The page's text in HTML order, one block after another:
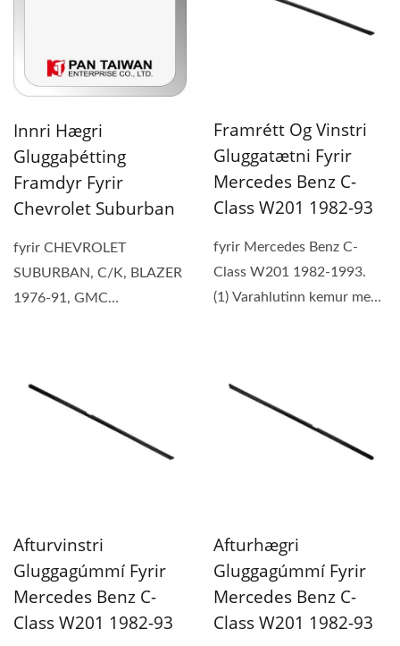
Innri Hægri
Gluggaþétting
Framdyr Fyrir
Chevrolet Suburban
fyrir CHEVROLET
SUBURBAN, C/K, BLAZER
1976-91, GMC
Framrétt Og Vinstri
Gluggatætni Fyrir
Mercedes Benz C-
Class W201 1982-93
fyrir Mercedes Benz C-
Class W201 1982-1993.
(1) Varahlutinn kemur með
Afturvinstri
Gluggagúmmí Fyrir
Mercedes Benz C-
Class W201 1982-93
Afturhægri
Gluggagúmmí Fyrir
Mercedes Benz C-
Class W201 1982-93